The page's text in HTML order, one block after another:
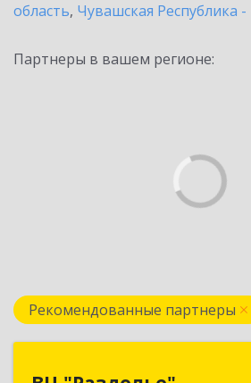
область, Чувашская Республика
Партнеры в вашем регионе:
Рекомендованные партнеры